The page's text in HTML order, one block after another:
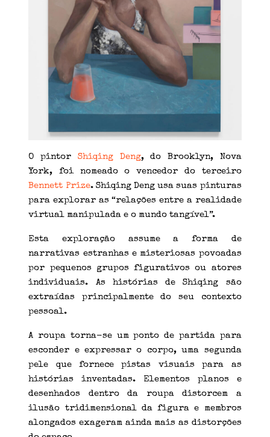
O pintor Shiqing Deng, do Brooklyn, Nova
York, foi nomeado o vencedor do terceiro
Bennett Prize. Shiqing Deng usa suas pinturas
para explorar as “relações entre a realidade
virtual manipulada e o mundo tangível”.
Esta exploração assume a forma de
narrativas estranhas e misteriosas povoadas
por pequenos grupos figurativos ou atores
individuais. As histórias de Shiqing são
extraídas principalmente do seu contexto
pessoal.
A roupa torna-se um ponto de partida para
esconder e expressar o corpo, uma segunda
pele que fornece pistas visuais para as
histórias inventadas. Elementos planos e
desenhados dentro da roupa distorcem a
ilusão tridimensional da figura e membros
alongados exageram ainda mais as distorções